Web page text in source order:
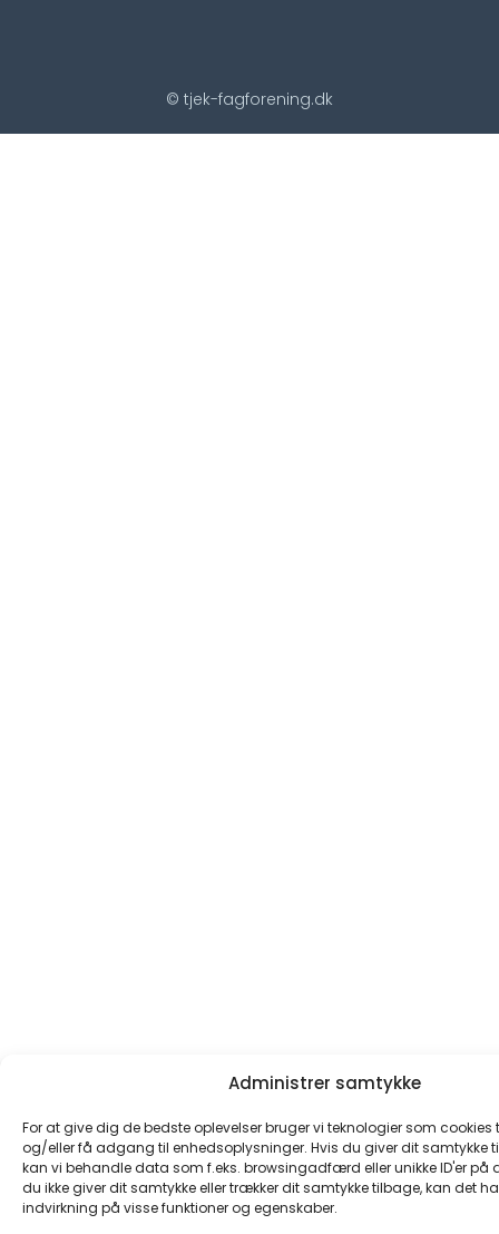
Administrer samtykke
For at give dig de bedste oplevelser bruger vi teknologier som
og/eller få adgang til enhedsoplysninger. Hvis du giver dit samtykke
kan vi behandle data som f.eks. browsingadfærd eller unikke ID'er på
du ikke giver dit samtykke eller trækker dit samtykke tilbage, kan det
indvirkning på visse funktioner og egenskaber.
© tjek-fagforening.dk